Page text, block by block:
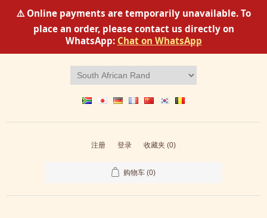
⚠️ Online payments are temporarily unavailable. To
place an order, please contact us directly on
WhatsApp: Chat on WhatsApp
注册 登录 收藏夹 (0)
购物车 (0)